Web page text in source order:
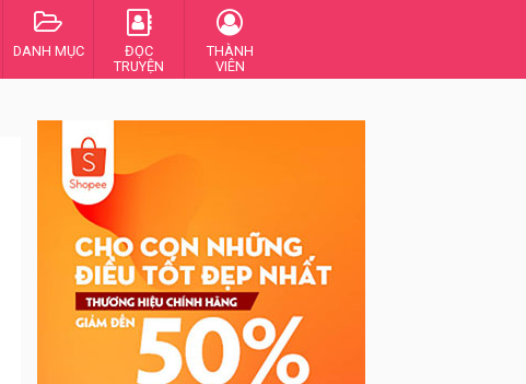
DANH MỤC
ĐỌC
TRUYỆN
THÀNH
VIÊN